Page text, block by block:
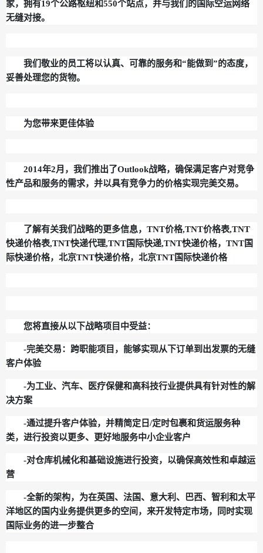
家，拥有19个公路枢纽和550个站点，并与我们的国际空运网络
无缝对接。
我们敬业的员工将以认真、可靠的服务和“能做到”的态度，
妥善处理您的货物。
为您带来更佳体验
2014年2月，我们推出了Outlook战略，确保满足客户对竞争
性产品和服务的需求，并以具有竞争力的价格实现完美交易。
了解有关我们战略的更多信息，TNT价格,TNT价格表,TNT
快递价格表,TNT快递代理,TNT国际快递,TNT快递价格，TNT国
际快递价格，北京TNT快递价格，北京TNT国际快递价格
您将直接从以下战略项目中受益：
-完美交易：跨职能项目，能够实现从下订单到出发票的无缝
客户体验
-为工业、汽车、医疗保健和高科技行业提供具有针对性的解
决方案
-通过提升客户体验，并精简定日/定时包裹和货运服务种
类，进行投资以更多、更好地服务中小企业客户
-对仓库机械化和基础设施进行投资，以确保高效性和卓越运
营
-全新的架构，为在英国、法国、意大利、巴西、智利和太平
洋地区的国内业务提供更多的空间，来开发特定市场，同时实现
国际业务的进一步整合